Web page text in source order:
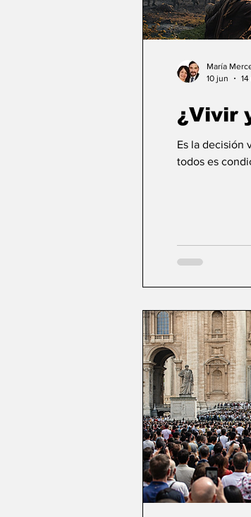
¿Vivir
Es la decisión
todos es
María
10 jun